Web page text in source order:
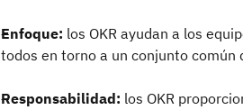
Enfoque: los OKR ayudan a los
todos en torno a un conjunto común
Responsabilidad: los OKR